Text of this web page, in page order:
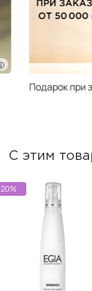
Подарок при
С этим